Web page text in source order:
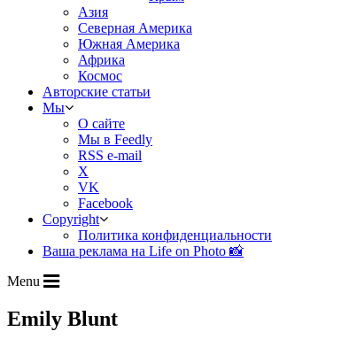
Азия
Северная Америка
Южная Америка
Африка
Космос
Авторские статьи
Мы
О сайте
Мы в Feedly
RSS e-mail
X
VK
Facebook
Copyright
Политика конфиденциальности
Ваша реклама на Life on Photo 📸
Menu
Emily Blunt